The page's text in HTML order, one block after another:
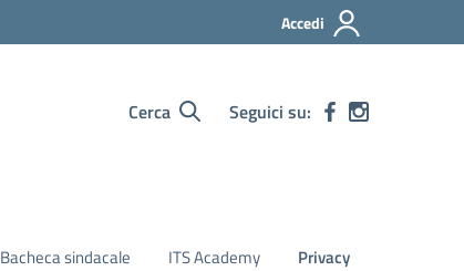
Accedi
Cerca Seguici su:
Bacheca sindacale ITS Academy Privacy